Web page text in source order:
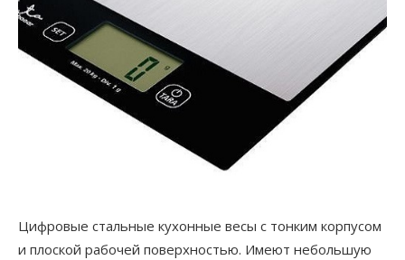
Цифровые стальные кухонные весы с тонким корпусом
и плоской рабочей поверхностью. Имеют небольшую